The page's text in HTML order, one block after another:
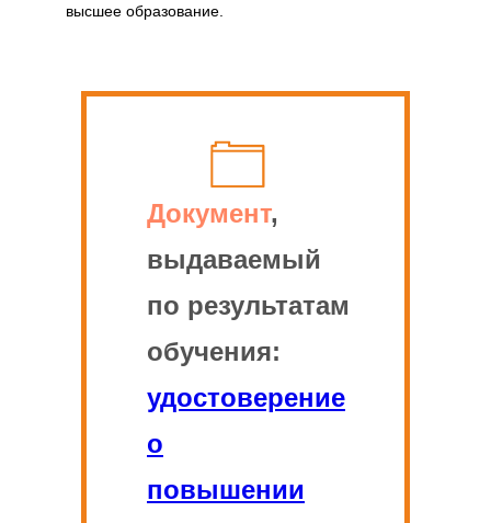
высшее образование.
Документ,
выдаваемый
по результатам
обучения:
удостоверение
о
повышении